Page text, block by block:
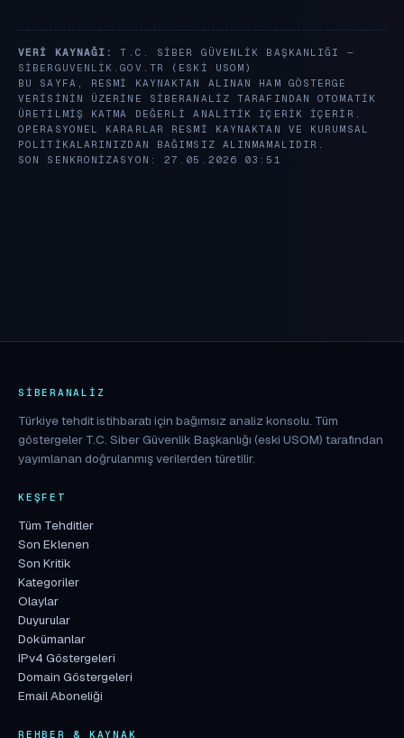
VERI KAYNAĞI:
T.C. SIBER GÜVENLIK BAŞKANLIĞI —
SIBERGUVENLIK.GOV.TR
(ESKI USOM)
BU SAYFA, RESMI KAYNAKTAN ALINAN HAM GÖSTERGE
VERISININ ÜZERINE SIBERANALIZ TARAFINDAN OTOMATIK
ÜRETILMIŞ KATMA DEĞERLI ANALITIK IÇERIK IÇERIR.
OPERASYONEL KARARLAR RESMI KAYNAKTAN VE KURUMSAL
POLITIKALARINIZDAN BAĞIMSIZ ALINMAMALIDIR.
SON SENKRONIZASYON: 27.05.2026 03:51
SIBERANALIZ
Türkiye tehdit istihbaratı için bağımsız analiz konsolu. Tüm
göstergeler T.C. Siber Güvenlik Başkanlığı (eski USOM) tarafından
yayımlanan doğrulanmış verilerden türetilir.
KEŞFET
Tüm Tehditler
Son Eklenen
Son Kritik
Kategoriler
Olaylar
Duyurular
Dokümanlar
IPv4 Göstergeleri
Domain Göstergeleri
Email Aboneliği
REHBER & KAYNAK